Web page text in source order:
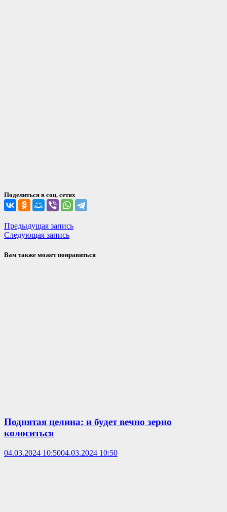
Поделиться в соц. сетях
Навигация
по
записям
Предыдущая записьПредыдущая
Следующая записьСледующая
Вам также может понравиться
Поднятая целина: и будет вечно зерно
колоситься
04.03.2024 10:5004.03.2024 10:50